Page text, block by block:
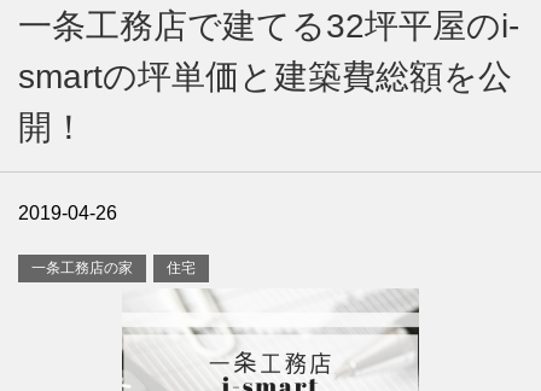
一条工務店で建てる32坪平屋のi-
smartの坪単価と建築費総額を公
開！
2019-04-26
一条工務店の家 住宅